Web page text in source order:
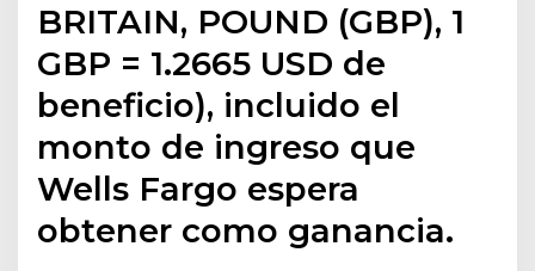
BRITAIN, POUND (GBP), 1
GBP = 1.2665 USD de
beneficio), incluido el
monto de ingreso que
Wells Fargo espera
obtener como ganancia.